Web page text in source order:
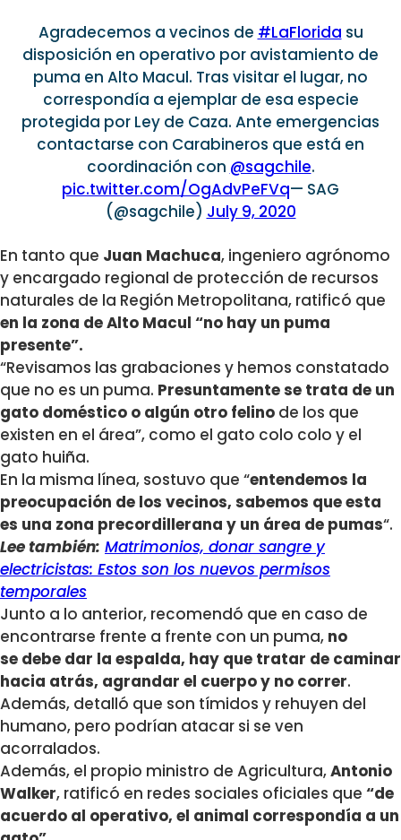
Agradecemos a vecinos de #LaFlorida su
disposición en operativo por avistamiento de
puma en Alto Macul. Tras visitar el lugar, no
correspondía a ejemplar de esa especie
protegida por Ley de Caza. Ante emergencias
contactarse con Carabineros que está en
coordinación con @sagchile.
pic.twitter.com/OgAdvPeFVq— SAG
(@sagchile) July 9, 2020
En tanto que Juan Machuca, ingeniero agrónomo
y encargado regional de protección de recursos
naturales de la Región Metropolitana, ratificó que
en la zona de Alto Macul “no hay un puma
presente”.
“Revisamos las grabaciones y hemos constatado
que no es un puma. Presuntamente se trata de un
gato doméstico o algún otro felino de los que
existen en el área”, como el gato colo colo y el
gato huiña.
En la misma línea, sostuvo que “entendemos la
preocupación de los vecinos, sabemos que esta
es una zona precordillerana y un área de pumas“.
Lee también: Matrimonios, donar sangre y
electricistas: Estos son los nuevos permisos
temporales
Junto a lo anterior, recomendó que en caso de
encontrarse frente a frente con un puma, no
se debe dar la espalda, hay que tratar de caminar
hacia atrás, agrandar el cuerpo y no correr.
Además, detalló que son tímidos y rehuyen del
humano, pero podrían atacar si se ven
acorralados.
Además, el propio ministro de Agricultura,Antonio
Walker, ratificó en redes sociales oficiales que “de
acuerdo al operativo, el animal correspondía a un